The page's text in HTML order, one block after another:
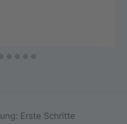
Erste Schritte